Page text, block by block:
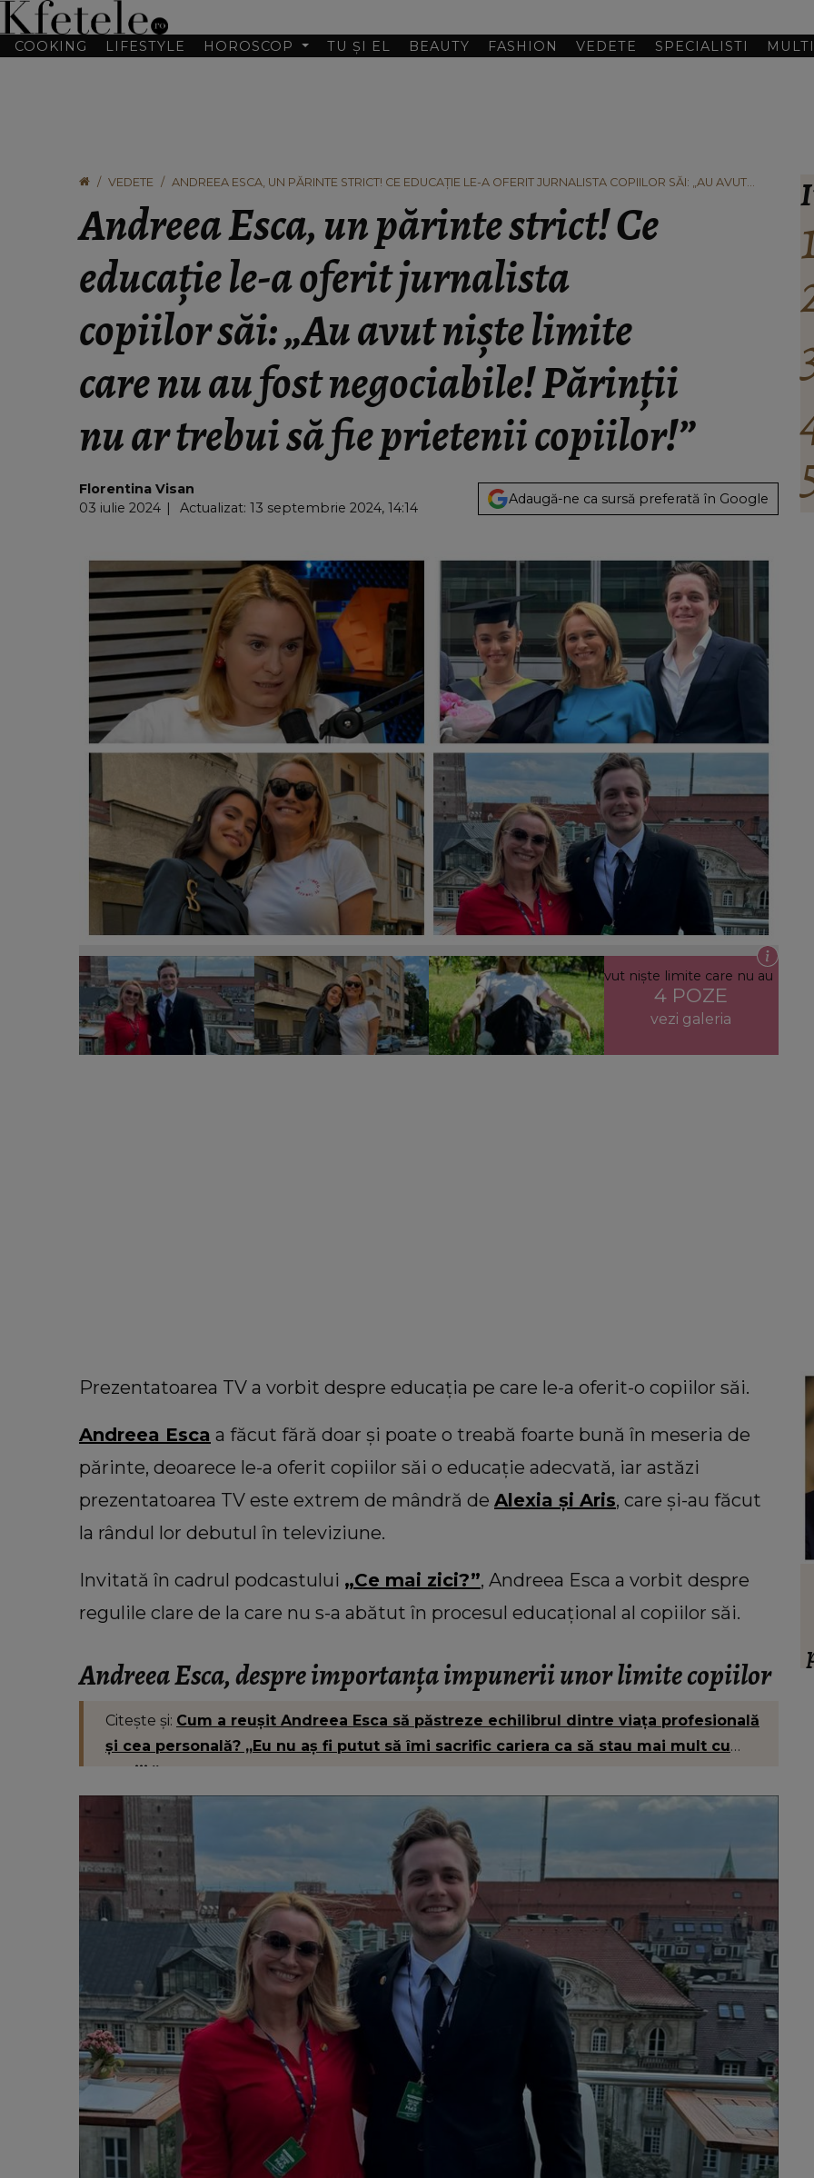
COOKING LIFESTYLE HOROSCOP TU ȘI EL BEAUTY FASHION VEDETE SPECIALISTI
VEDETE
ANDREEA ESCA, UN PĂRINTE STRICT! CE EDUCAȚIE LE-A OFERIT JURNALISTA COPIILOR SĂI: „AU AVUT
Andreea Esca, un părinte strict! Ce
educație le-a oferit jurnalista
copiilor săi: „Au avut niște limite
care nu au fost negociabile! Părinții
nu ar trebui să fie prietenii copiilor!”
Florentina Visan
03 iulie 2024
Actualizat: 13 septembrie 2024, 14:14
Adaugă-ne ca sursă preferată în Google
Andreea Esca, un părinte strict! Ce educație le-a oferit jurnalista copiilor săi: „Au avut niște limite care nu au
fost negociabile! Părinții nu ar trebui să fie prietenii copiilor!”
4 POZE
vezi galeria
Prezentatoarea TV a vorbit despre educația pe care le-a oferit-o copiilor săi.
Andreea Esca a făcut fără doar și poate o treabă foarte bună în meseria de
părinte, deoarece le-a oferit copiilor săi o educație adecvată, iar astăzi
prezentatoarea TV este extrem de mândră de Alexia și Aris, care și-au făcut
la rândul lor debutul în televiziune.
Invitată în cadrul podcastului „Ce mai zici?”, Andreea Esca a vorbit despre
regulile clare de la care nu s-a abătut în procesul educațional al copiilor săi.
Andreea Esca, despre importanța impunerii unor limite copiilor
Citește și: Cum a reușit Andreea Esca să păstreze echilibrul dintre viața profesională
și cea personală? „Eu nu aș fi putut să îmi sacrific cariera ca să stau mai mult cu
copiii.”
VEDETE
Cu câți bani a rămas Oana Lis să
cumpere mâncare pentru ea și soțul ei,
HOROSCOP
Ce oraș ar trebui să vizitezi în
urnătoarea vacanță, în funcție de zodie